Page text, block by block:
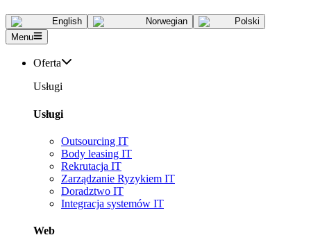
English Norwegian
Polski
Menu
Oferta
Usługi
Usługi
Outsourcing IT
Body leasing IT
Rekrutacja IT
Zarządzanie Ryzykiem IT
Doradztwo IT
Integracja systemów IT
Web